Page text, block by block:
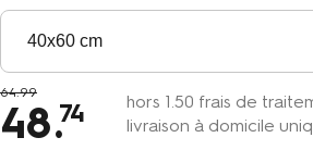
64.99
48.74 hors 1 .50 frais de
livraison à domicile